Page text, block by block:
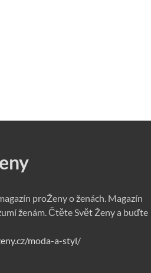
proŽeny o ženách. Magazín
ženám. Čtěte Svět Ženy a buďte
moda-a-styl/